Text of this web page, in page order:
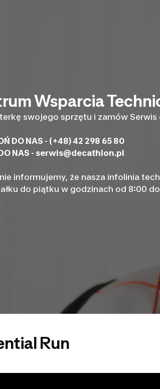
Wsparcia
swojego sprzętu i zamów
DO NAS - (+48) 42 298 65 80
NAS - serwis@decathlon.pl
informujemy, że nasza infolinia
do piątku w godzinach od 8:00
Run